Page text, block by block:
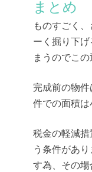
まとめ
ものすごく
ーく掘り下
まうのでこの
完成前の物
件での面積は
税金の軽減措
う条件があ
す為、その